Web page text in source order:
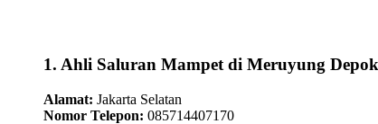
1. Ahli Saluran Mampet di Meruyung Depok
Alamat: Jakarta Selatan
Nomor Telepon: 085714407170